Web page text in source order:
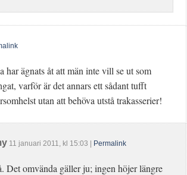
har ägnats åt att män inte vill se ut som
varför är det annars ett sådant tufft
utan att behöva utstå trakasserier!
11 januari 2011, kl 15:03 Permalink
Det omvända gäller ju; ingen höjer längre